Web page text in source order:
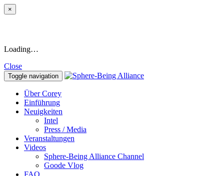
×
Loading…
Close
Toggle navigation
Über Corey
Einführung
Neuigkeiten
Intel
Press / Media
Veranstaltungen
Videos
Sphere-Being Alliance Channel
Goode Vlog
FAQ